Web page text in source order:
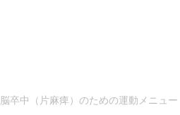
脳卒中（片麻痺）のための運動メニュー